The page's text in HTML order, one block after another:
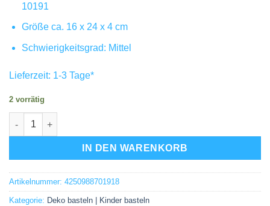
10191
Größe ca. 16 x 24 x 4 cm
Schwierigkeitsgrad: Mittel
Lieferzeit: 1-3 Tage*
2 vorrätig
3D Holz Bastelset Fensterbild Weihnachtsmann mit Elch Menge
IN DEN WARENKORB
Artikelnummer: 4250988701918
Kategorie: Deko basteln | Kinder basteln